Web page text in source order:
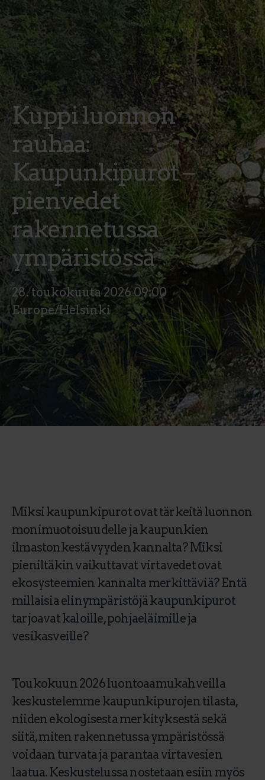
Kuppi luonnon
rauhaa:
Kaupunkipurot –
pienvedet
rakennetussa
ympäristössä
28. toukokuuta 2026 09:00
Europe/Helsinki
Miksi kaupunkipurot ovat tärkeitä luonnon
monimuotoisuudelle ja kaupunkien
ilmastonkestävyyden kannalta? Miksi
pieniltäkin vaikuttavat virtavedet ovat
ekosysteemien kannalta merkittäviä? Entä
millaisia elinympäristöjä kaupunkipurot
tarjoavat kaloille, pohjaeläimille ja
vesikasveille?
Toukokuun 2026 luontoaamukahveilla
keskustelemme kaupunkipurojen tilasta,
niiden ekologisesta merkityksestä sekä
siitä, miten rakennetussa ympäristössä
voidaan turvata ja parantaa virtavesien
laatua. Keskustelussa nostetaan esiin myös